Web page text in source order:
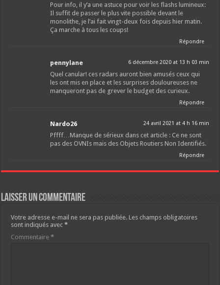
Pour info, il y’a une astuce pour voir les flashs lumineux:
Il suffit de passer le plus vite possible devant le
monolithe, je l’ai fait vingt-deux fois depuis hier matin.
Ça marche à tous les coups!
Répondre
pennylane 6 décembre 2020 at 13 h 03 min
Quel canular! ces radars auront bien amusés ceux qui
les ont mis en place et les surprises douloureuses ne
manqueront pas de grever le budget des curieux.
Répondre
Nardo26 24 avril 2021 at 4 h 16 min
Pffff…Manque de sérieux dans cet article : Ce ne sont
pas des OVNIs mais des Objets Routiers Non Identifiés.
Répondre
Laisser un commentaire
Votre adresse e-mail ne sera pas publiée. Les champs obligatoires
sont indiqués avec*
Commentaire*